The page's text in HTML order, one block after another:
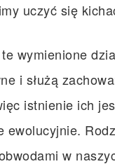
uczyć się
wymienione
i służą
istnienie ich
ewolucyjnie.
w